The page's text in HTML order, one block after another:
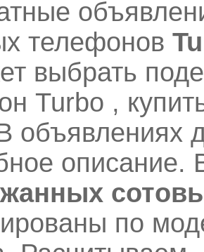
телефонов
выбрать
Turbo ,
объявлениях
описание.
по